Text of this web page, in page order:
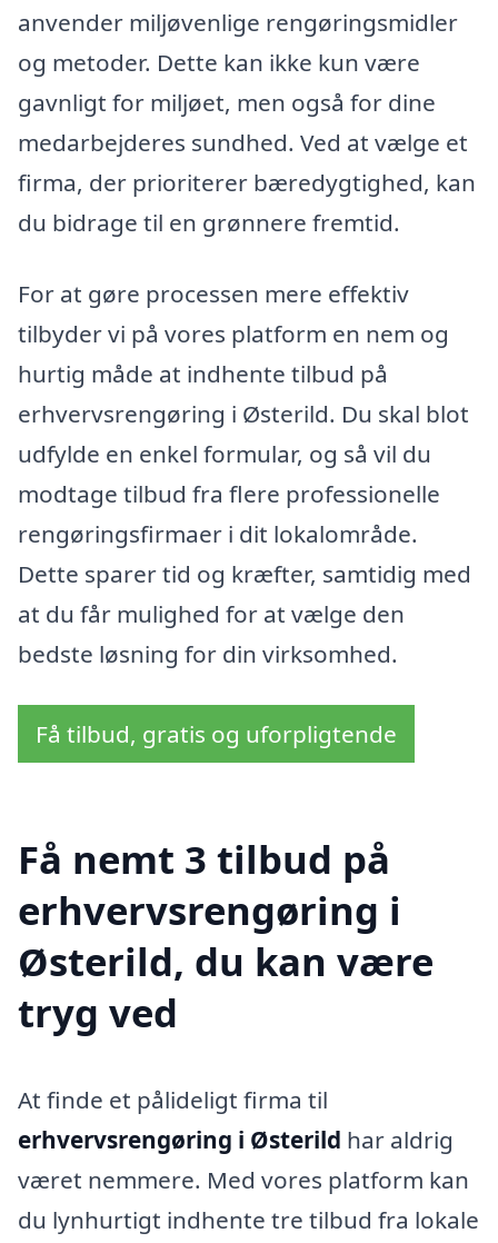
anvender miljøvenlige rengøringsmidler
og metoder. Dette kan ikke kun være
gavnligt for miljøet, men også for dine
medarbejderes sundhed. Ved at vælge et
firma, der prioriterer bæredygtighed, kan
du bidrage til en grønnere fremtid.
For at gøre processen mere effektiv
tilbyder vi på vores platform en nem og
hurtig måde at indhente tilbud på
erhvervsrengøring i Østerild. Du skal blot
udfylde en enkel formular, og så vil du
modtage tilbud fra flere professionelle
rengøringsfirmaer i dit lokalområde.
Dette sparer tid og kræfter, samtidig med
at du får mulighed for at vælge den
bedste løsning for din virksomhed.
Få tilbud, gratis og uforpligtende
Få nemt 3 tilbud på
erhvervsrengøring i
Østerild, du kan være
tryg ved
At finde et pålideligt firma til
erhvervsrengøring i Østerild har aldrig
været nemmere. Med vores platform kan
du lynhurtigt indhente tre tilbud fra lokale